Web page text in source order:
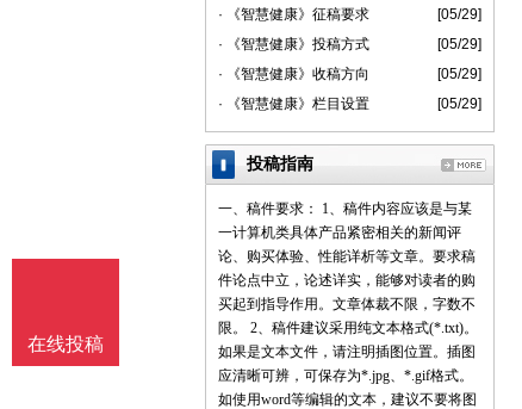
· 《智慧健康》征稿要求
[05/29]
· 《智慧健康》投稿方式
[05/29]
· 《智慧健康》收稿方向
[05/29]
· 《智慧健康》栏目设置
[05/29]
投稿指南
一、稿件要求： 1、稿件内容应该是与某
一计算机类具体产品紧密相关的新闻评
论、购买体验、性能详析等文章。要求稿
件论点中立，论述详实，能够对读者的购
买起到指导作用。文章体裁不限，字数不
限。 2、稿件建议采用纯文本格式(*.txt)。
如果是文本文件，请注明插图位置。插图
应清晰可辨，可保存为*.jpg、*.gif格式。
如使用word等编辑的文本，建议不要将图
在线投稿